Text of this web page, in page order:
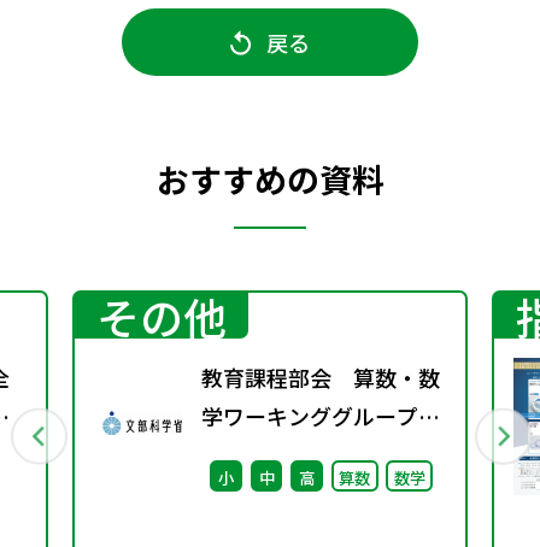
戻る
おすすめの資料
その他
教育課程部会 算数・数
学ワーキンググループ
（第11回） 配付資料
小 中 高 算数 数学